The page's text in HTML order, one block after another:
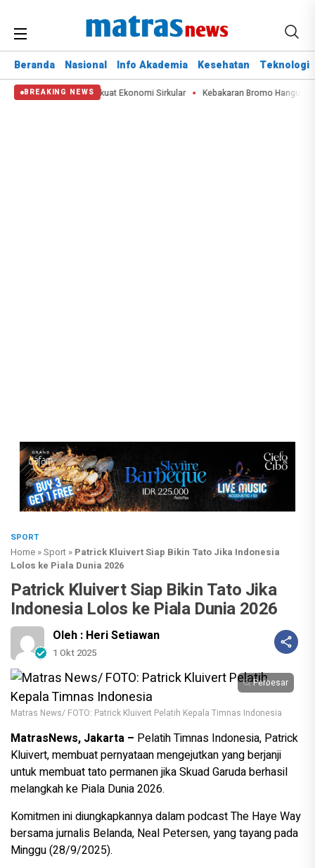
Beranda Nasional Info Akademia Kesehatan Teknologi
BREAKING NEWS
Ton Limbah, Perkuat Ekonomi Sirkular Kebakaran Bromo Hanguskan
SPORT
Home »Sport » Patrick Kluivert Siap Bikin Tato Jika Indonesia
Lolos ke Piala Dunia 2026
Patrick Kluivert Siap Bikin Tato Jika
Indonesia Lolos ke Piala Dunia 2026
Oleh : Heri Setiawan
1 Okt 2025
Perbesar
Matras News/ FOTO: Patrick Kluivert Pelatih Kepala Timnas Indonesia
MatrasNews, Jakarta – Pelatih Timnas Indonesia, Patrick
Kluivert, membuat pernyataan mengejutkan yang berjanji
untuk membuat tato permanen jika Skuad Garuda berhasil
melangkah ke Piala Dunia 2026.
Komitmen ini diungkapkannya dalam podcast The Haye Way
bersama jurnalis Belanda, Neal Petersen, yang tayang pada
Minggu (28/9/2025).